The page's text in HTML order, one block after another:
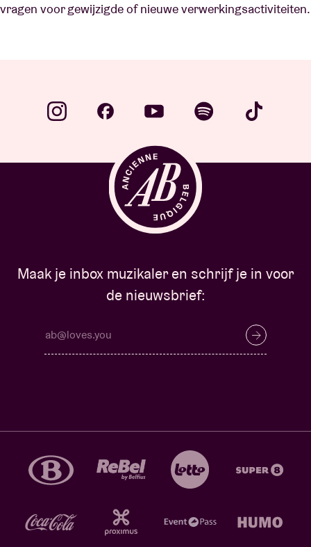
vragen voor gewijzigde of nieuwe verwerkingsactiviteiten.
Maak je inbox muzikaler en schrijf je in voor
de nieuwsbrief: